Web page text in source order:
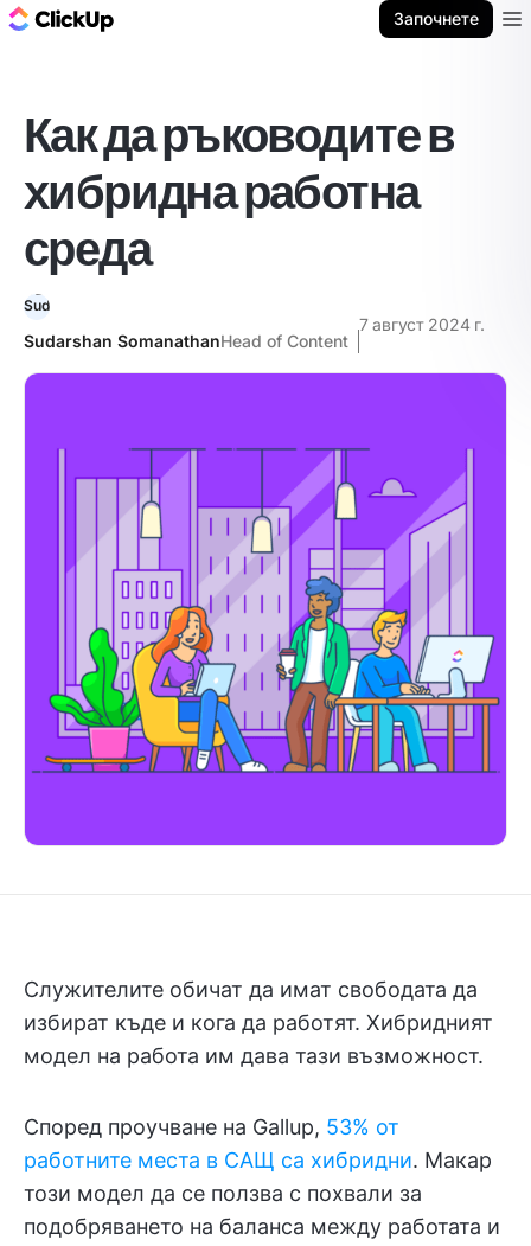
Започнете
Как да ръководите в
хибридна работна
среда
Sudarshan SomanathanHead of Content
7 август 2024 г.
Служителите обичат да имат свободата да
избират къде и кога да работят. Хибридният
модел на работа им дава тази възможност.
Според проучване на Gallup, 53% от
работните места в САЩ са хибридни. Макар
този модел да се ползва с похвали за
подобряването на баланса между работата и